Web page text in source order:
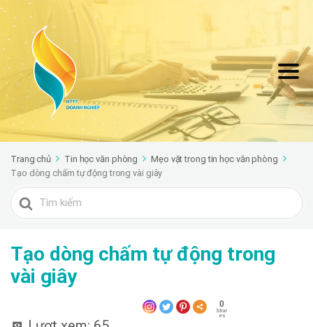
Trang chủ Tin học văn phòng
Mẹo vặt trong tin học văn phòng
Tạo dòng chấm tự động trong vài giây
Search
For
Tạo dòng chấm tự động trong
vài giây
0
Shar
es